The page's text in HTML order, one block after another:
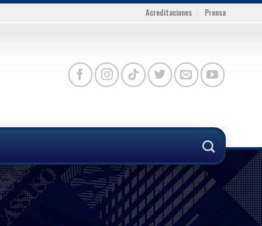
Acreditaciones Prensa